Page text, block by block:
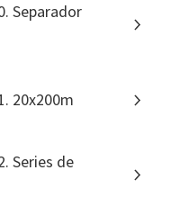
Separador
20x200m
Series de